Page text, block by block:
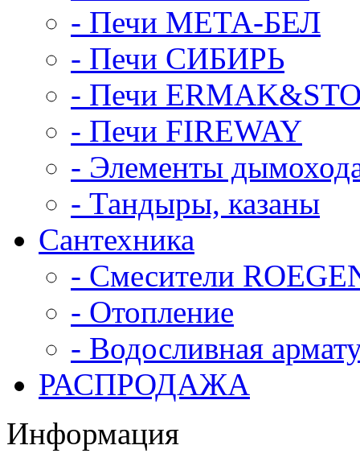
- Печи МЕТА-БЕЛ
- Печи СИБИРЬ
- Печи
- Печи FIREWAY
- Элементы
- Тандыры, казаны
Сантехника
- Смесители
- Отопление
- Водосливная
РАСПРОДАЖА
Информация